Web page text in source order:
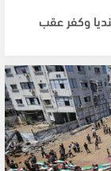
وكفر عقب